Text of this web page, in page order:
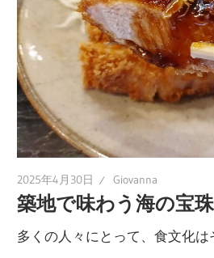
2025年4月30日 Giovanna
築地で味わう海の宝珠
多くの人々にとって、食文化